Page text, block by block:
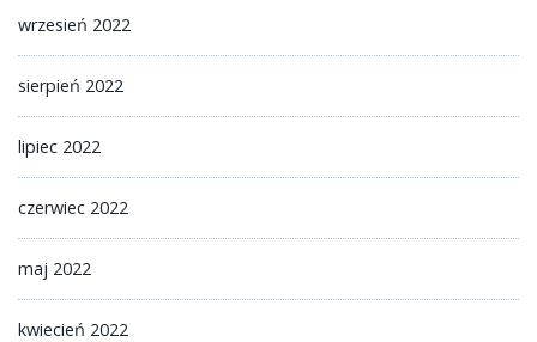
wrzesień 2022
sierpień 2022
lipiec 2022
czerwiec 2022
maj 2022
kwiecień 2022